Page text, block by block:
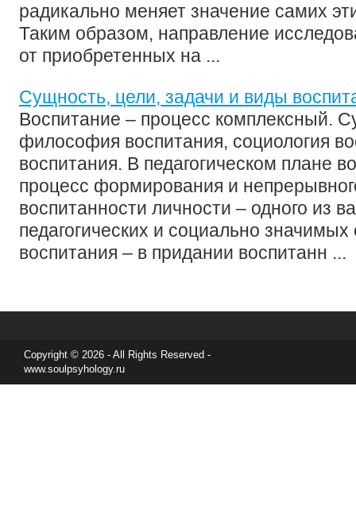
радикально меняет значение самих
Таким образом, направление
от приобретенных на ...
Сущность, цели, задачи и виды
Воспитание – процесс комплексный.
философия воспитания, социология
воспитания. В педагогическом плане
процесс формирования и
воспитанности личности – одного из
педагогических и социально
воспитания – в придании воспитанн ...
Copyright © 2026 - All Rights Reserved -
www.soulpsyhology.ru